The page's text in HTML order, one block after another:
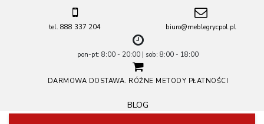
tel. 888 337 204 biuro@meblegrycpol.pl
pon-pt: 8:00 - 20:00 | sob: 8:00 - 18:00
DARMOWA DOSTAWA. RÓŻNE METODY PŁATNOŚCI
BLOG